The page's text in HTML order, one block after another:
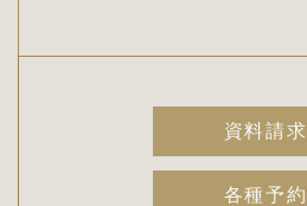
資料請求
各種予約